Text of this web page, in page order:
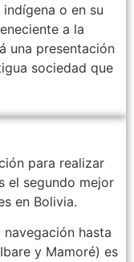
o en su
a la
una presentación
sociedad que
para realizar
el segundo mejor
en Bolivia.
hasta
y Mamoré) es